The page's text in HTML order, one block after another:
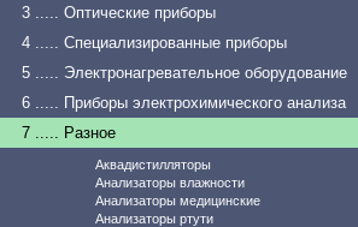
3 ..... Оптические приборы
4 ..... Специализированные приборы
5 ..... Электронагревательное оборудование
6 ..... Приборы электрохимического анализа
7 ..... Разное
Аквадистилляторы
Анализаторы влажности
Анализаторы медицинские
Анализаторы ртути